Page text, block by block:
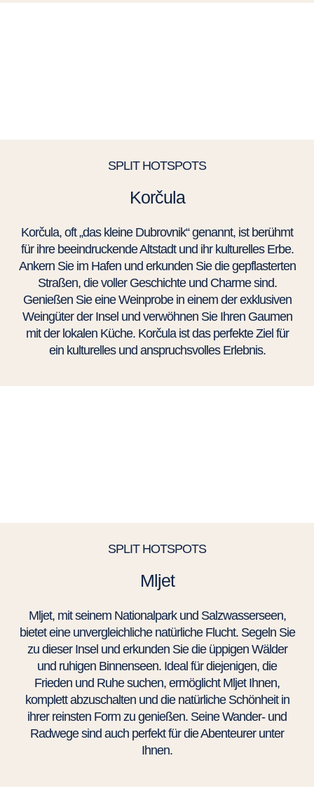
SPLIT HOTSPOTS
Korčula
Korčula, oft „das kleine Dubrovnik“ genannt, ist berühmt
für ihre beeindruckende Altstadt und ihr kulturelles Erbe.
Ankern Sie im Hafen und erkunden Sie die gepflasterten
Straßen, die voller Geschichte und Charme sind.
Genießen Sie eine Weinprobe in einem der exklusiven
Weingüter der Insel und verwöhnen Sie Ihren Gaumen
mit der lokalen Küche. Korčula ist das perfekte Ziel für
ein kulturelles und anspruchsvolles Erlebnis.
SPLIT HOTSPOTS
Mljet
Mljet, mit seinem Nationalpark und Salzwasserseen,
bietet eine unvergleichliche natürliche Flucht. Segeln Sie
zu dieser Insel und erkunden Sie die üppigen Wälder
und ruhigen Binnenseen. Ideal für diejenigen, die
Frieden und Ruhe suchen, ermöglicht Mljet Ihnen,
komplett abzuschalten und die natürliche Schönheit in
ihrer reinsten Form zu genießen. Seine Wander- und
Radwege sind auch perfekt für die Abenteurer unter
Ihnen.